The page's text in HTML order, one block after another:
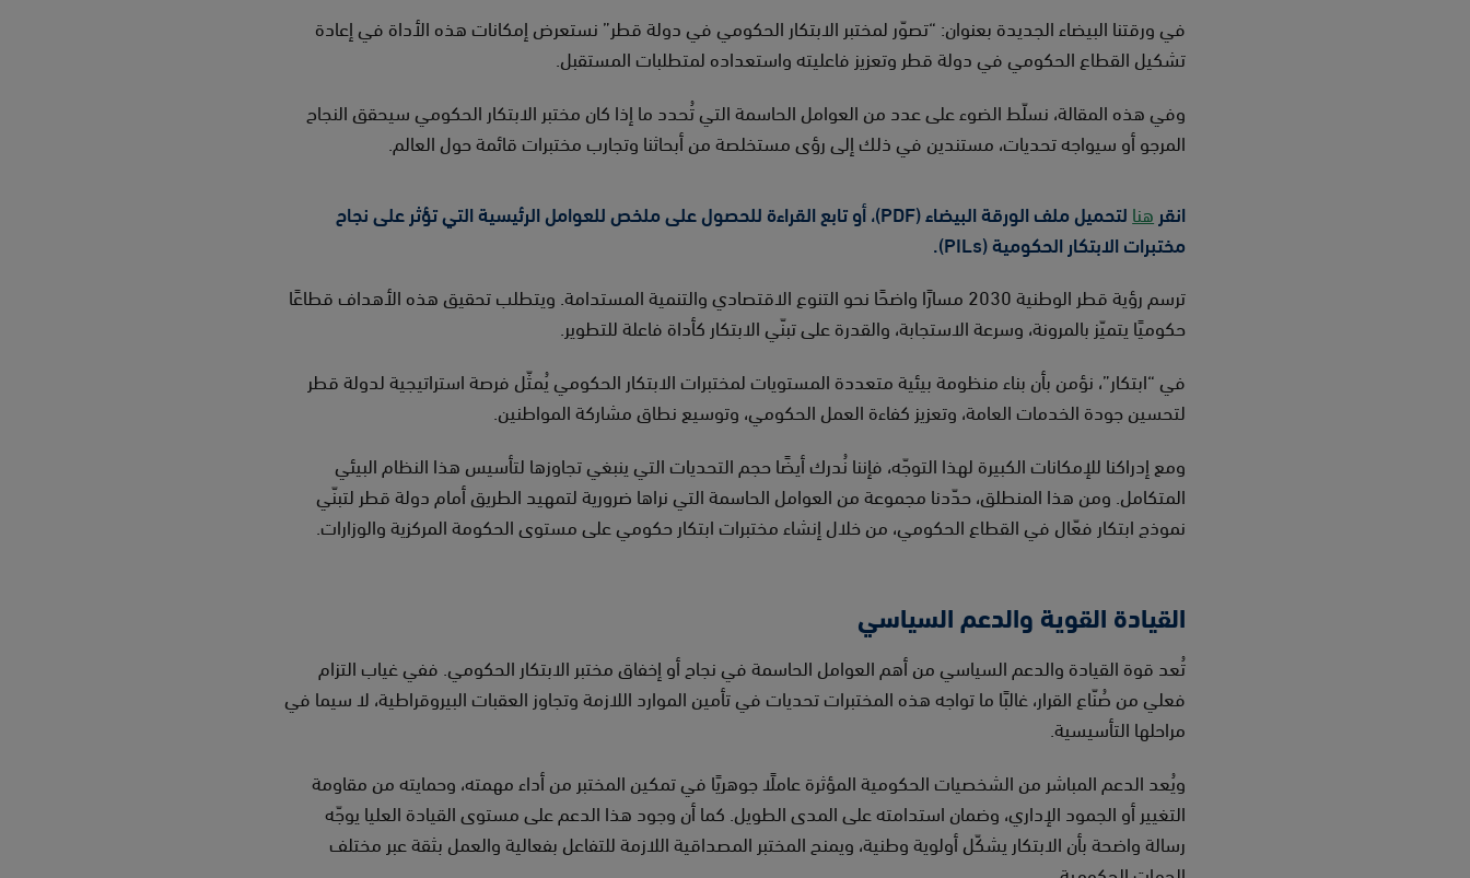
في ورقتنا البيضاء الجديدة بعنوان: “تصوّر لمختبر الابتكار الحكومي في دولة قطر” نستعرض إمكانات هذه الأداة في إعادة
تشكيل القطاع الحكومي في دولة قطر وتعزيز فاعليته واستعداده لمتطلبات المستقبل.
وفي هذه المقالة، نسلّط الضوء على عدد من العوامل الحاسمة التي تُحدد ما إذا كان مختبر الابتكار الحكومي سيحقق النجاح
المرجو أو سيواجه تحديات، مستندين في ذلك إلى رؤى مستخلصة من أبحاثنا وتجارب مختبرات قائمة حول العالم.
انقر هنا
لتحميل ملف الورقة البيضاء (PDF)، أو تابع القراءة للحصول على ملخص للعوامل الرئيسية التي تؤثر على نجاح
مختبرات الابتكار الحكومية (PILs).
ترسم رؤية قطر الوطنية 2030 مسارًا واضحًا نحو التنوع الاقتصادي والتنمية المستدامة. ويتطلب تحقيق هذه الأهداف قطاعًا
حكوميًا يتميّز بالمرونة، وسرعة الاستجابة، والقدرة على تبنّي الابتكار كأداة فاعلة للتطوير.
في “ابتكار”، نؤمن بأن بناء منظومة بيئية متعددة المستويات لمختبرات الابتكار الحكومي يُمثّل فرصة استراتيجية لدولة قطر
لتحسين جودة الخدمات العامة، وتعزيز كفاءة العمل الحكومي، وتوسيع نطاق مشاركة المواطنين.
ومع إدراكنا للإمكانات الكبيرة لهذا التوجّه، فإننا نُدرك أيضًا حجم التحديات التي ينبغي تجاوزها لتأسيس هذا النظام البيئي
المتكامل. ومن هذا المنطلق، حدّدنا مجموعة من العوامل الحاسمة التي نراها ضرورية لتمهيد الطريق أمام دولة قطر لتبنّي
نموذج ابتكار فعّال في القطاع الحكومي، من خلال إنشاء مختبرات ابتكار حكومي على مستوى الحكومة المركزية والوزارات.
القيادة القوية والدعم السياسي
تُعد قوة القيادة والدعم السياسي من أهم العوامل الحاسمة في نجاح أو إخفاق مختبر الابتكار الحكومي. ففي غياب التزام
فعلي من صُنّاع القرار، غالبًا ما تواجه هذه المختبرات تحديات في تأمين الموارد اللازمة وتجاوز العقبات البيروقراطية، لا سيما في
مراحلها التأسيسية.
ويُعد الدعم المباشر من الشخصيات الحكومية المؤثرة عاملًا جوهريًا في تمكين المختبر من أداء مهمته، وحمايته من مقاومة
التغيير أو الجمود الإداري، وضمان استدامته على المدى الطويل. كما أن وجود هذا الدعم على مستوى القيادة العليا يوجّه
رسالة واضحة بأن الابتكار يشكّل أولوية وطنية، ويمنح المختبر المصداقية اللازمة للتفاعل بفعالية والعمل بثقة عبر مختلف